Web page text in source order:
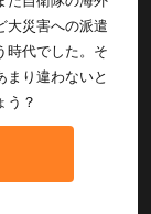
大災害への派遣
時代でした。そ
まり違わないと
う？